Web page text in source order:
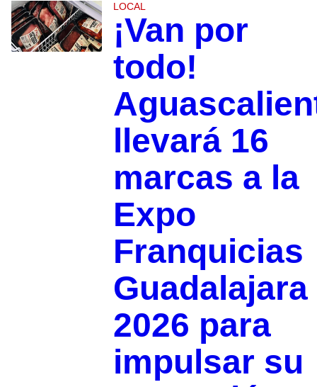
LOCAL
¡Van por
todo!
llevará 16
marcas a la
Expo
Franquicias
Guadalajara
2026 para
impulsar su